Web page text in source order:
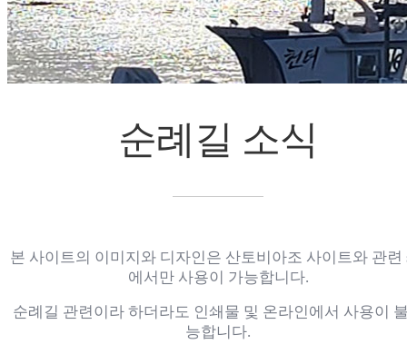
순례길 소식
본 사이트의 이미지와 디자인은 산토비아조 사이트와 관련
에서만 사용이 가능합니다.
순례길 관련이라 하더라도 인쇄물 및 온라인에서 사용이
능합니다.